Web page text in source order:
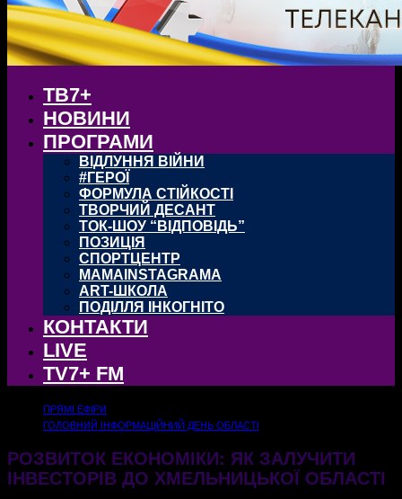
ТВ7+
НОВИНИ
ПРОГРАМИ
ВІДЛУННЯ ВІЙНИ
#ГЕРОЇ
ФОРМУЛА СТІЙКОСТІ
ТВОРЧИЙ ДЕСАНТ
ТОК-ШОУ “ВІДПОВІДЬ”
ПОЗИЦІЯ
СПОРТЦЕНТР
MAMAINSTAGRAMA
ART-ШКОЛА
ПОДІЛЛЯ ІНКОГНІТО
КОНТАКТИ
LIVE
TV7+ FM
ПРЯМІ ЕФІРИ
ГОЛОВНИЙ ІНФОРМАЦІЙНИЙ ДЕНЬ ОБЛАСТІ
РОЗВИТОК ЕКОНОМІКИ: ЯК ЗАЛУЧИТИ
ІНВЕСТОРІВ ДО ХМЕЛЬНИЦЬКОЇ ОБЛАСТІ